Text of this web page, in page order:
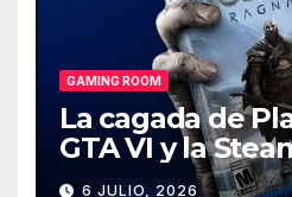
GAMING ROOM
La cagada de
GTA VI y la
Gaming Room
6 JULIO, 2026